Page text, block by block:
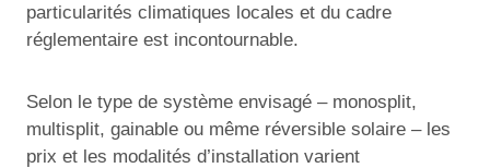
particularités climatiques locales et du cadre
réglementaire est incontournable.
Selon le type de système envisagé – monosplit,
multisplit, gainable ou même réversible solaire – les
prix et les modalités d’installation varient